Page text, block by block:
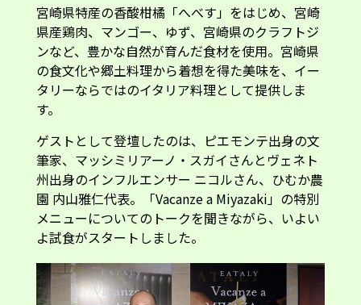
宮崎県特産の香酸柑橘「へべす」をはじめ、宮崎
県産鶏肉、マンゴー、ゆず、宮崎県のクラフトジ
ンなど、豊かな自然が育んだ食材を使用。宮崎県
の食文化や郷土料理から着想を得た美味を、イー
タリーならではのイタリア料理として提供しま
す。
ゲストとして登壇したのは、ピエモンテ出身の文
筆家、マッシミリアーノ・スガイさんとヴェネト
州出身のインフルエンサー ニコルさん、ひむか農
園 内山雅仁代表。「Vacanze a Miyazaki」の特別
メニューについてのトークを聞きながら、いよい
よ試食がスタートしました。